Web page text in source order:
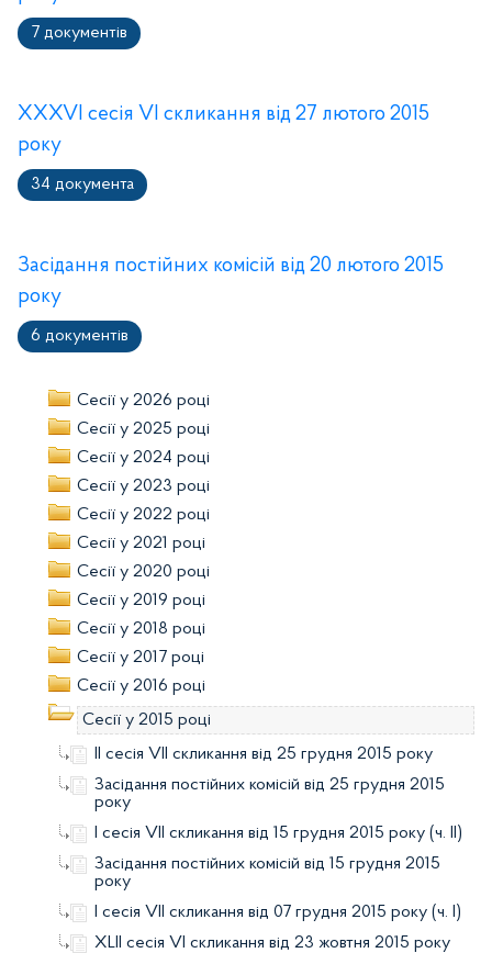
7 документів
XXXVI сесія VI скликання від 27 лютого 2015
року
34 документа
Засідання постійних комісій від 20 лютого 2015
року
6 документів
Сесії у 2026 році
Сесії у 2025 році
Сесії у 2024 році
Сесії у 2023 році
Сесії у 2022 році
Сесії у 2021 році
Сесії у 2020 році
Сесії у 2019 році
Сесії у 2018 році
Сесії у 2017 році
Сесії у 2016 році
Сесії у 2015 році
II сесія VII скликання від 25 грудня 2015 року
Засідання постійних комісій від 25 грудня 2015
року
I сесія VII скликання від 15 грудня 2015 року (ч. ІІ)
Засідання постійних комісій від 15 грудня 2015
року
І сесія VII скликання від 07 грудня 2015 року (ч. І)
XLII сесія VI скликання від 23 жовтня 2015 року